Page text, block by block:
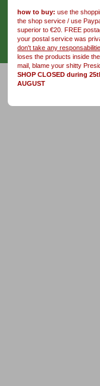
how to buy: use the
the shop service / use
superior to €20. FREE
your postal service was
don't take any
loses the products inside
mail, blame your shitty
SHOP CLOSED during
AUGUST